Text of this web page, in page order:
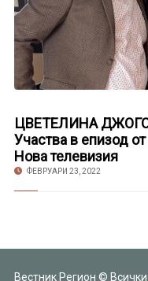
ЦВЕТЕЛИНА
Участва в епизод
Нова телевизия
ФЕВРУАРИ 23, 2022
Вестник Регион ©